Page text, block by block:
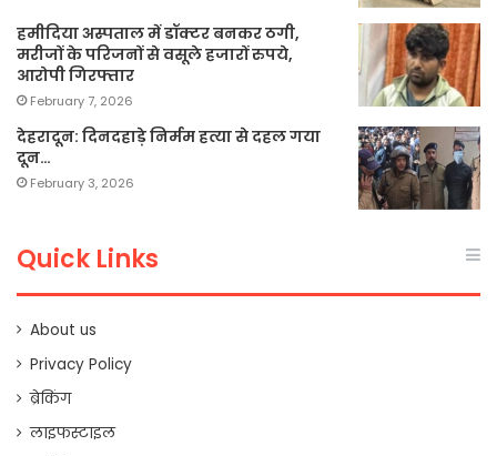
हमीदिया अस्पताल में डॉक्टर बनकर ठगी,
मरीजों के परिजनों से वसूले हजारों रुपये,
आरोपी गिरफ्तार
February 7, 2026
देहरादून: दिनदहाड़े निर्मम हत्या से दहल गया
दून…
February 3, 2026
Quick Links
About us
Privacy Policy
ब्रेकिंग
लाइफस्टाइल